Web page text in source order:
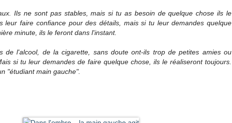
Ils ne sont pas stables, mais si tu as besoin de quelque chose ils le
leur faire confiance pour des détails, mais si tu leur demandes quelque
minute, ils le feront dans l'instant.
de l'alcool, de la cigarette, sans doute ont-ils trop de petites amies ou
si tu leur demandes de faire quelque chose, ils le réaliseront toujours.
"étudiant main gauche".